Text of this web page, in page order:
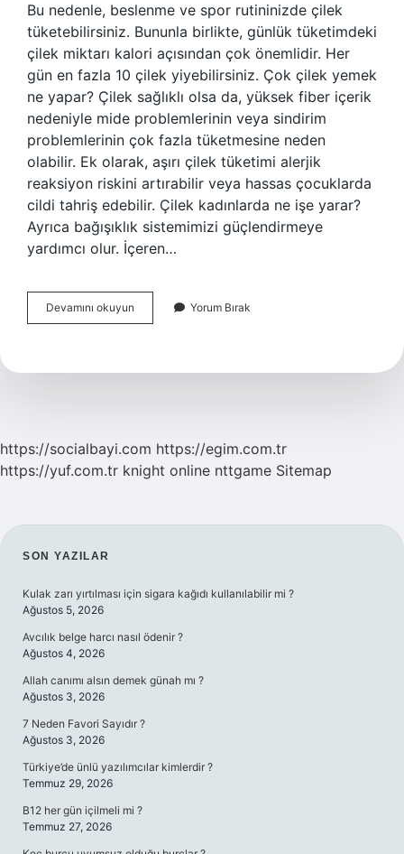
Bu nedenle, beslenme ve spor rutininizde çilek
tüketebilirsiniz. Bununla birlikte, günlük tüketimdeki
çilek miktarı kalori açısından çok önemlidir. Her
gün en fazla 10 çilek yiyebilirsiniz. Çok çilek yemek
ne yapar? Çilek sağlıklı olsa da, yüksek fiber içerik
nedeniyle mide problemlerinin veya sindirim
problemlerinin çok fazla tüketmesine neden
olabilir. Ek olarak, aşırı çilek tüketimi alerjik
reaksiyon riskini artırabilir veya hassas çocuklarda
cildi tahriş edebilir. Çilek kadınlarda ne işe yarar?
Ayrıca bağışıklık sistemimizi güçlendirmeye
yardımcı olur. İçeren…
Devamını okuyun
Neye
Yorum Bırak
https://socialbayi.com https://egim.com.tr
https://yuf.com.tr knight online nttgame Sitemap
SIDEBAR
SON YAZILAR
Kulak zarı yırtılması için sigara kağıdı kullanılabilir mi ?
Ağustos 5, 2026
Avcılık belge harcı nasıl ödenir ?
Ağustos 4, 2026
Allah canımı alsın demek günah mı ?
Ağustos 3, 2026
7 Neden Favori Sayıdır ?
Ağustos 3, 2026
Türkiye’de ünlü yazılımcılar kimlerdir ?
Temmuz 29, 2026
B12 her gün içilmeli mi ?
Temmuz 27, 2026